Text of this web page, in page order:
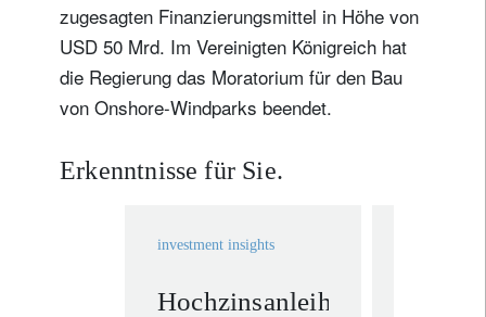
zugesagten Finanzierungsmittel in Höhe von
USD 50 Mrd. Im Vereinigten Königreich hat
die Regierung das Moratorium für den Bau
von Onshore-Windparks beendet.
Erkenntnisse für Sie.
investment insights
Hochzinsanleihen